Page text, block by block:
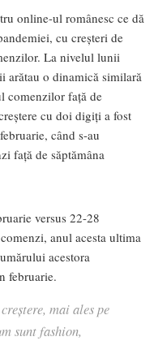
online-ul românesc ce dă
cu creșteri de
La nivelul lunii
arătau o dinamică similară
comenzilor față de
cu doi digiți a fost
când s-au
față de săptămâna
versus 22-28
anul acesta ultima
acestora
februarie.
mai ales pe
sunt fashion,